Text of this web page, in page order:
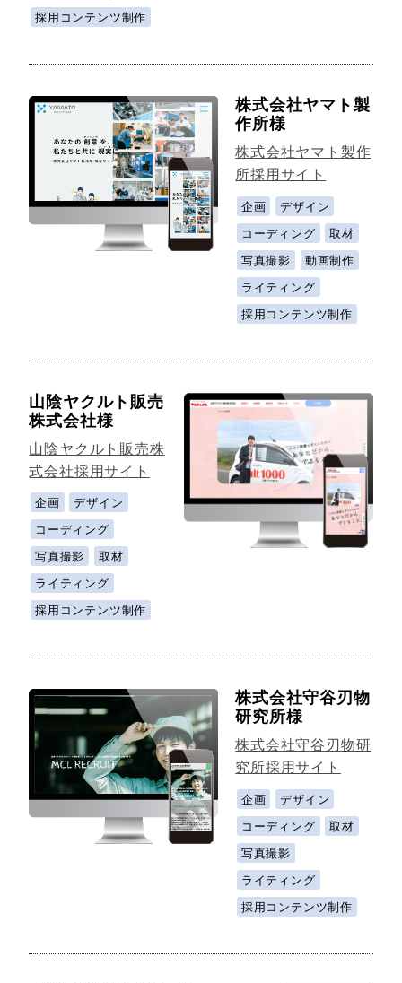
採用コンテンツ制作
株式会社ヤマト製
作所様
株式会社ヤマト製作
所採用サイト
企画
デザイン
コーディング
取材
写真撮影
動画制作
ライティング
採用コンテンツ制作
山陰ヤクルト販売
株式会社様
山陰ヤクルト販売株
式会社採用サイト
企画
デザイン
コーディング
写真撮影
取材
ライティング
採用コンテンツ制作
株式会社守谷刃物
研究所様
株式会社守谷刃物研
究所採用サイト
企画
デザイン
コーディング
取材
写真撮影
ライティング
採用コンテンツ制作